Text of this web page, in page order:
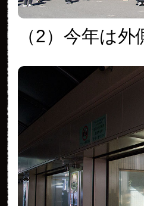
（2）今年は